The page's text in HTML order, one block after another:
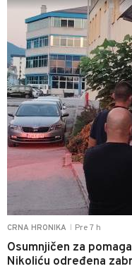
CRNA HRONIKA Pre 7 h
Osumnjičen za
Nikoliću određena